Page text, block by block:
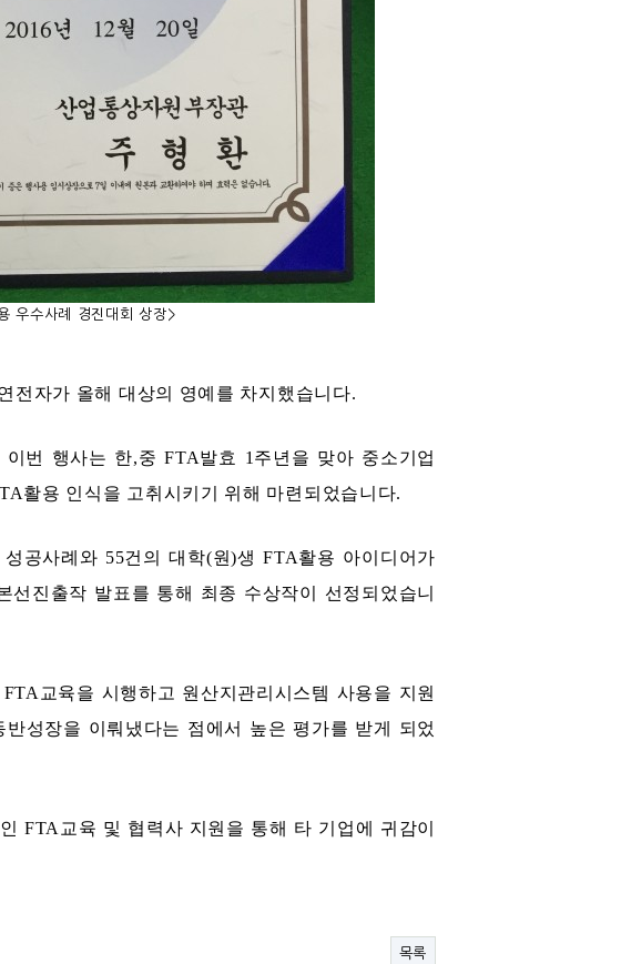
우수사례 경진대회 상장>
전자가 올해 대상의 영예를 차지했습니다.
이번 행사는 한,중 FTA발효 1 주년을 맞아 중소기업
활용 인식을 고취시키기 위해 마련되었습니다.
성공사례와 55건의 대학(원)생 FTA활용 아이디어가
선진출작 발표를 통해 최종 수상작이 선정되었습니
FTA 교육을 시행하고 원산지관리시스템 사용을 지원
성장을 이뤄냈다는 점에서 높은 평가를 받게 되었
FTA 교육 및 협력사 지원을 통해 타 기업에 귀감이
목록